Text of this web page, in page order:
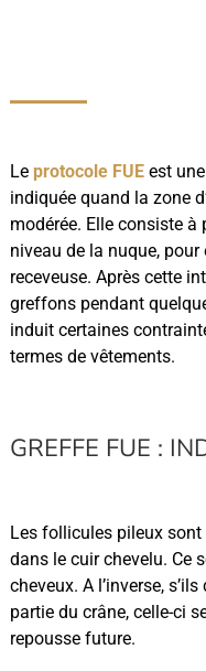
Le protocole FUEest
indiquée quand la zone
modérée. Elle consiste
niveau de la nuque,
receveuse. Après cette
greffons pendant
induit certaines
termes de vêtements.
GREFFE FUE :
Les follicules pileux
dans le cuir chevelu. Ce
cheveux. A l’inverse,
partie du crâne, celle-ci
repousse future.